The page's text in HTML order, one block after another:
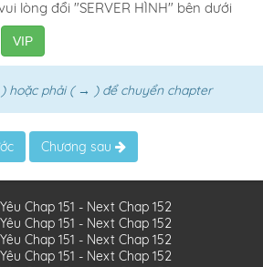
lòng đổi "SERVER HÌNH" bên dưới
VIP
hoặc phải ( → ) để chuyển chapter
Chương sau